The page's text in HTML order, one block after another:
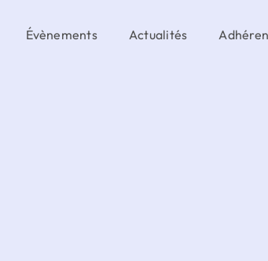
Évènements Actualités